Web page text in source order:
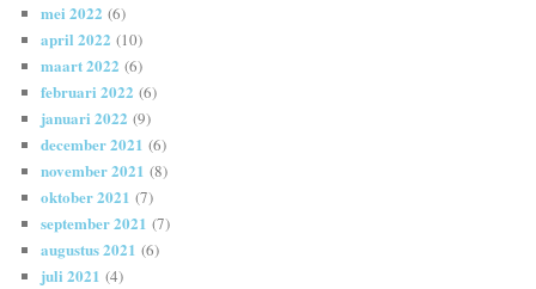
mei 2022 (6)
april 2022 (10)
maart 2022 (6)
februari 2022 (6)
januari 2022 (9)
december 2021 (6)
november 2021 (8)
oktober 2021 (7)
september 2021 (7)
augustus 2021 (6)
juli 2021 (4)